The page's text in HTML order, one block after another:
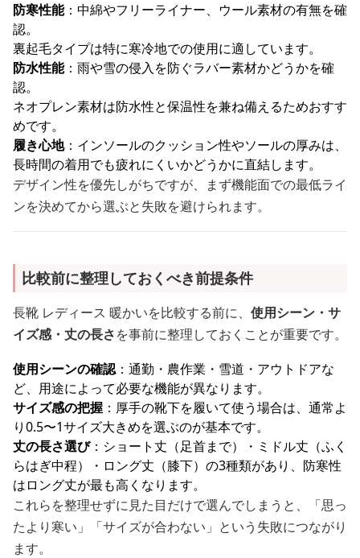
防寒性能：中綿やフリーライナー、ウール素材の有無を確
認。
裏起毛タイプは特に寒冷地での使用に適しています。
防水性能：雨や雪の侵入を防ぐラバー素材かどうかを確
認。
ネオプレン素材は防水性と保温性を兼ね備えるためおすす
めです。
履き心地：インソールのクッション性やソールの厚みは、
長時間の着用でも疲れにくいかどうかに直結します。
デザイン性を優先しがちですが、まず機能面での最低ライ
ンを決めてから選ぶと失敗を避けられます。
比較前に整理しておくべき前提条件
長靴 レディース 暖かいを比較する前に、 使用シーン・サ
イズ感・丈の長さを事前に整理しておくことが重要です。
使用シーンの確認：通勤・農作業・雪道・アウトドアな
ど、用途によって必要な機能が異なります。
サイズ感の把握 ：厚手の靴下を履いて使う場合は、通常よ
り0.5〜1サイズ大きめを選ぶのが基本です。
丈の長さ選び：ショート丈（足首まで）・ミドル丈（ふく
らはぎ中程）・ロング丈（膝下）の3種類があり、防寒性
はロング丈が最も高くなります。
これらを整理せずに見た目だけで選んでしまうと、「思っ
たより寒い」「サイズが合わない」という失敗につながり
ます。